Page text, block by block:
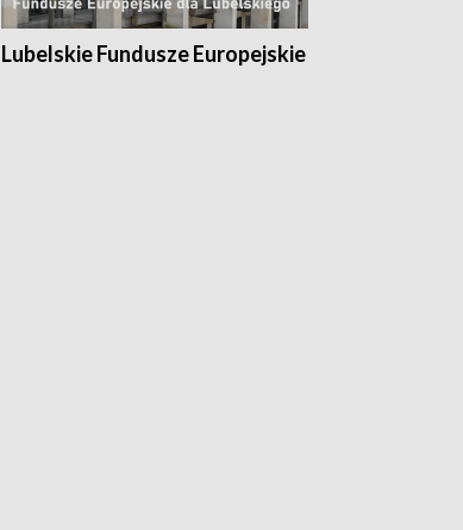
Lubelskie Fundusze Europejskie